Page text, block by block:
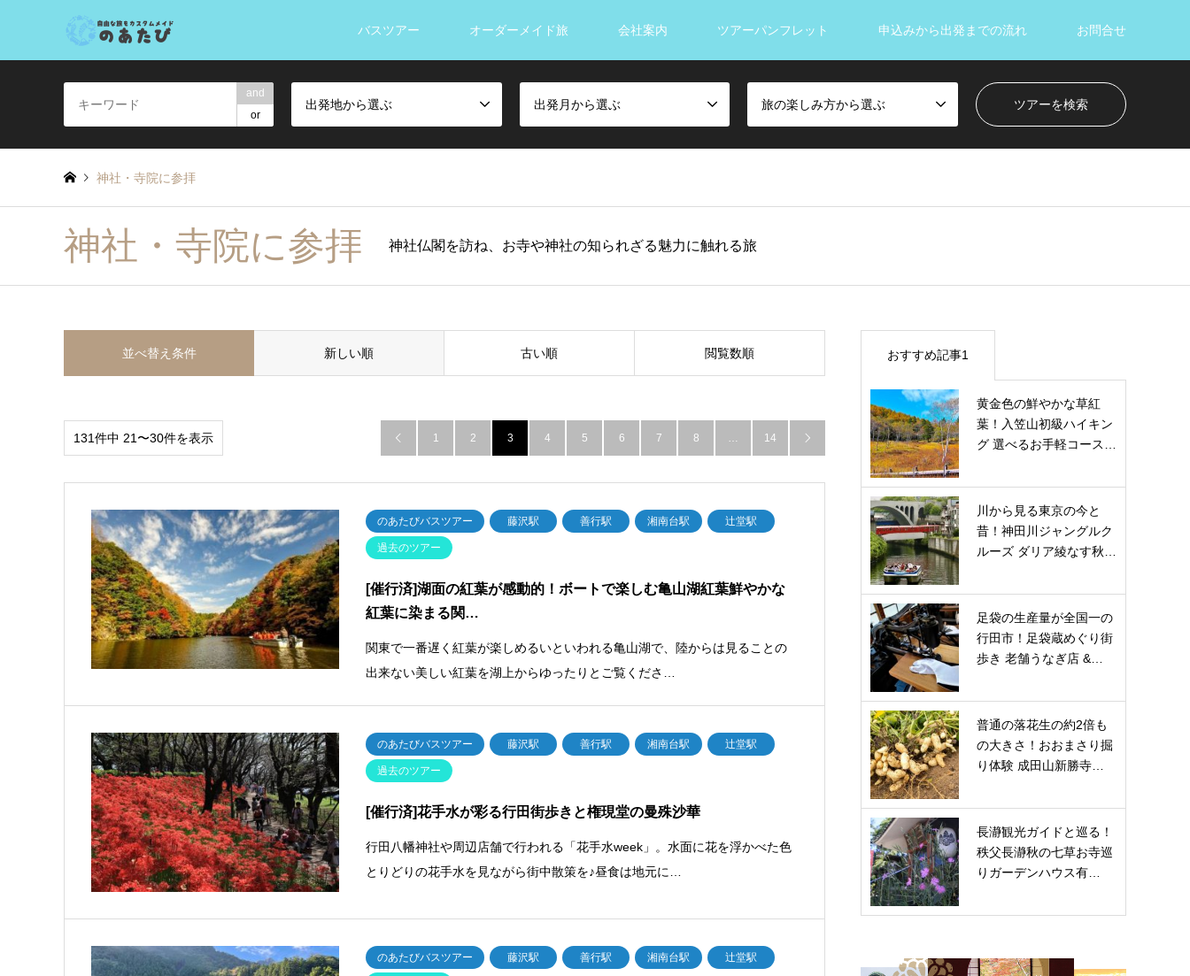
バスツアー オーダーメイド旅 会社案内 ツアーパンフレット 申込みから出発までの流れ お問合せ
and
or
出発地から選ぶ 出発月から選ぶ 旅の楽しみ方から選ぶ
神社・寺院に参拝
神社・寺院に参拝 神社仏閣を訪ね、お寺や神社の知られざる魅力に触れる旅
並べ替え条件 新しい順 古い順 閲覧数順
131件中 21〜30件を表示  1 2 3 4 5 6 7 8 … 14 
のあたびバスツアー 藤沢駅 善行駅 湘南台駅 辻堂駅
過去のツアー
[催行済]湖面の紅葉が感動的！ボートで楽しむ亀山湖紅葉鮮やかな
紅葉に染まる関…
関東で一番遅く紅葉が楽しめるいといわれる亀山湖で、陸からは見ることの
出来ない美しい紅葉を湖上からゆったりとご覧くださ…
のあたびバスツアー 藤沢駅 善行駅 湘南台駅 辻堂駅
過去のツアー
[催行済]花手水が彩る行田街歩きと権現堂の曼殊沙華
行田八幡神社や周辺店舗で行われる「花手水week」。水面に花を浮かべた色
とりどりの花手水を見ながら街中散策を♪昼食は地元に…
のあたびバスツアー 藤沢駅 善行駅 湘南台駅 辻堂駅
おすすめ記事1
黄金色の鮮やかな草紅
葉！入笠山初級ハイキン
グ 選べるお手軽コース…
川から見る東京の今と
昔！神田川ジャングルク
ルーズ ダリア綾なす秋…
足袋の生産量が全国一の
行田市！足袋蔵めぐり街
歩き 老舗うなぎ店 &…
普通の落花生の約2倍も
の大きさ！おおまさり掘
り体験 成田山新勝寺…
長瀞観光ガイドと巡る！
秩父長瀞秋の七草お寺巡
りガーデンハウス有…